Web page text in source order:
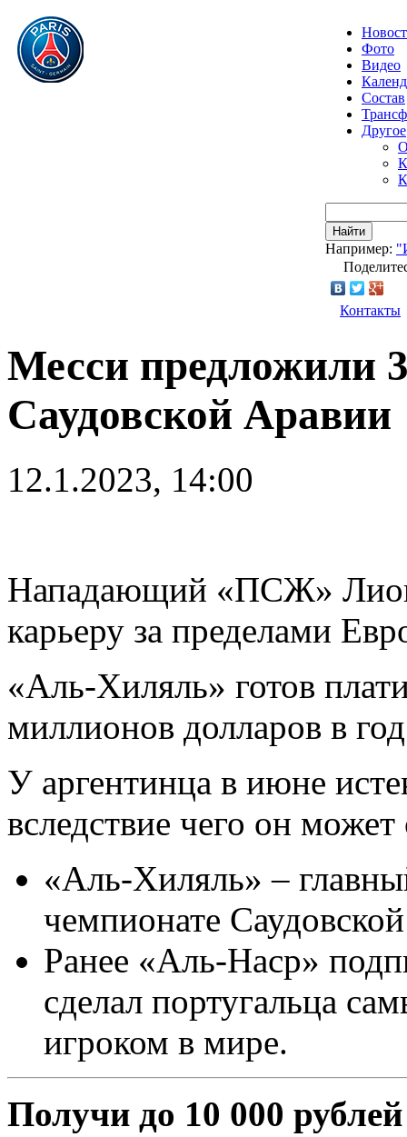
Фото
Видео
Состав
Другое
Найти
Например:
Контакты
Месси предложили
Саудовской Аравии
12.1.2023, 14:00
Нападающий «ПСЖ»
карьеру за пределами
«Аль-Хиляль» готов
миллионов долларов в
У аргентинца в июне
вследствие чего он
«Аль-Хиляль» –
чемпионате
Ранее «Аль-Наср»
сделал португальца
игроком в мире.
Получи до 10 000